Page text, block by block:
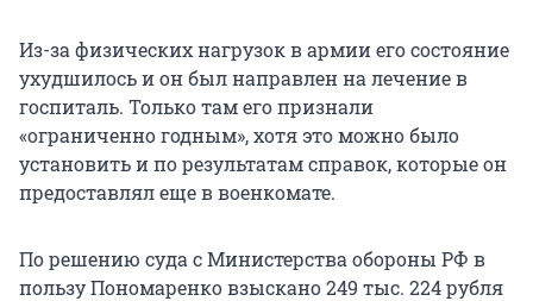
Из-за физических нагрузок в армии его состояние
ухудшилось и он был направлен на лечение в
госпиталь. Только там его признали
«ограниченно годным», хотя это можно было
установить и по результатам справок, которые он
предоставлял еще в военкомате.
По решению суда с Министерства обороны РФ в
пользу Пономаренко взыскано 249 тыс. 224 рубля